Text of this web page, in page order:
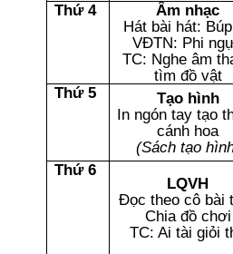
Thứ 4
Âm nhạc
Hát bài hát:
VĐTN: Phi
TC: Nghe âm
tìm đồ vật
Thứ 5
Tạo hình
In ngón tay tạo
cánh hoa
(Sách tạo
Thứ 6
LQVH
Đọc theo cô bài
Chia đồ chơi
TC: Ai tài giỏi